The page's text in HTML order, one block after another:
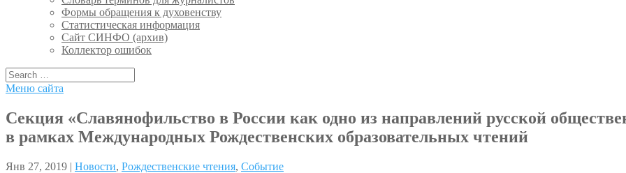
Формы обращения к духовенству
Статистическая информация
Сайт СИНФО (архив)
Коллектор ошибок
Меню сайта
Секция «Славянофильство в России как одно из направлений русской
в рамках Международных Рождественских образовательных чтений
Янв 27, 2019 | Новости, Рождественские чтения, Событие